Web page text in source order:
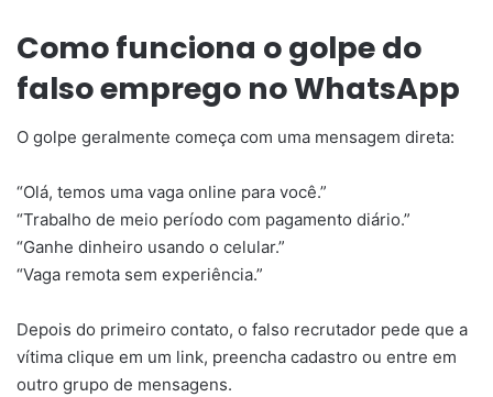
Como funciona o golpe do
falso emprego no WhatsApp
O golpe geralmente começa com uma mensagem direta:
“Olá, temos uma vaga online para você.”
“Trabalho de meio período com pagamento diário.”
“Ganhe dinheiro usando o celular.”
“Vaga remota sem experiência.”
Depois do primeiro contato, o falso recrutador pede que a
vítima clique em um link, preencha cadastro ou entre em
outro grupo de mensagens.